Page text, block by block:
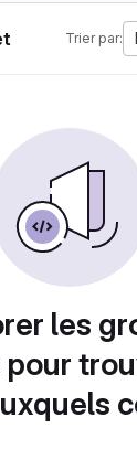
Trier par:
les
pour